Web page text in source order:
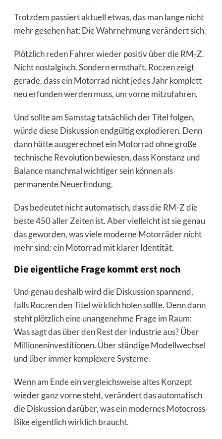
Trotzdem passiert aktuell etwas, das man lange nicht
mehr gesehen hat: Die Wahrnehmung verändert sich.
Plötzlich reden Fahrer wieder positiv über die RM-Z.
Nicht nostalgisch. Sondern ernsthaft. Roczen zeigt
gerade, dass ein Motorrad nicht jedes Jahr komplett
neu erfunden werden muss, um vorne mitzufahren.
Und sollte am Samstag tatsächlich der Titel folgen,
würde diese Diskussion endgültig explodieren. Denn
dann hätte ausgerechnet ein Motorrad ohne große
technische Revolution bewiesen, dass Konstanz und
Balance manchmal wichtiger sein können als
permanente Neuerfindung.
Das bedeutet nicht automatisch, dass die RM-Z die
beste 450 aller Zeiten ist. Aber vielleicht ist sie genau
das geworden, was viele moderne Motorräder nicht
mehr sind: ein Motorrad mit klarer Identität.
Die eigentliche Frage kommt erst noch
Und genau deshalb wird die Diskussion spannend,
falls Roczen den Titel wirklich holen sollte. Denn dann
steht plötzlich eine unangenehme Frage im Raum:
Was sagt das über den Rest der Industrie aus? Über
Millioneninvestitionen. Über ständige Modellwechsel
und über immer komplexere Systeme.
Wenn am Ende ein vergleichsweise altes Konzept
wieder ganz vorne steht, verändert das automatisch
die Diskussion darüber, was ein modernes Motocross-
Bike eigentlich wirklich braucht.